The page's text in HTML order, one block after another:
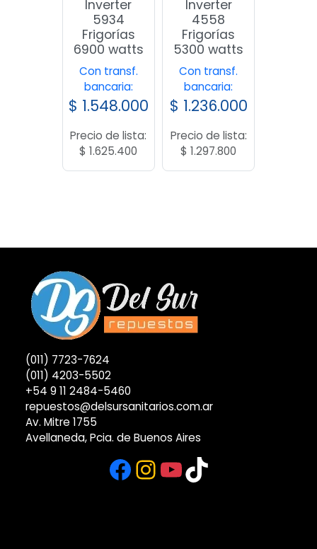
Inverter
5934
Frigorías
6900 watts
Con transf.
bancaria:
$ 1.548.000
Precio de lista:
$ 1.625.400
Inverter
4558
Frigorías
5300 watts
Con transf.
bancaria:
$ 1.236.000
Precio de lista:
$ 1.297.800
(011) 7723-7624
(011) 4203-5502
+54 9 11 2484-5460
repuestos@delsursanitarios.com.ar
Av. Mitre 1755
Avellaneda, Pcia. de Buenos Aires
Facebook
Instagram
YouTube
TikTok